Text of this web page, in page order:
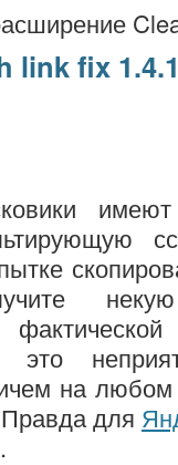
link fix
это
на
Правда для